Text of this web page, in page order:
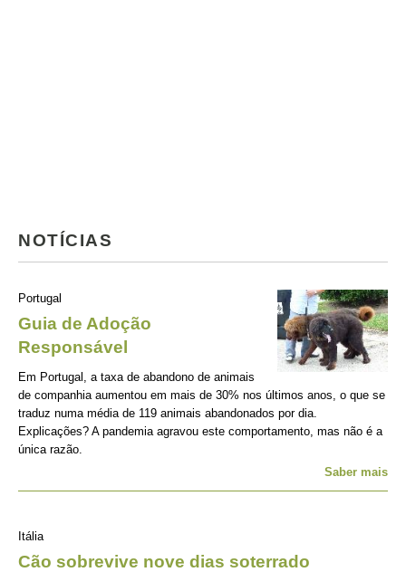
NOTÍCIAS
Portugal
Guia de Adoção
Responsável
Em Portugal, a taxa de abandono de animais
de companhia aumentou em mais de 30% nos últimos anos, o que se
traduz numa média de 119 animais abandonados por dia.
Explicações? A pandemia agravou este comportamento, mas não é a
única razão.
Saber mais
Itália
Cão sobrevive nove dias soterrado